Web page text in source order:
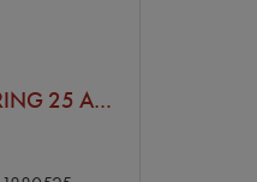
STEEKZEKERING 25 AMP MINI